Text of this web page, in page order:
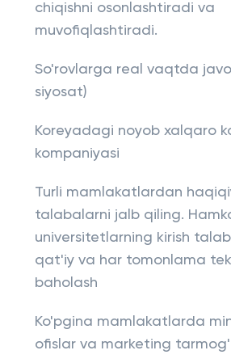
chiqishni osonlashtiradi va
muvofiqlashtiradi.
So'rovlarga real vaqtda
siyosat)
Koreyadagi noyob xalqaro
kompaniyasi
Turli mamlakatlardan
talabalarni jalb qiling.
universitetlarning kirish
qat'iy va har tomonlama
baholash
Ko'pgina mamlakatlarda
ofislar va marketing